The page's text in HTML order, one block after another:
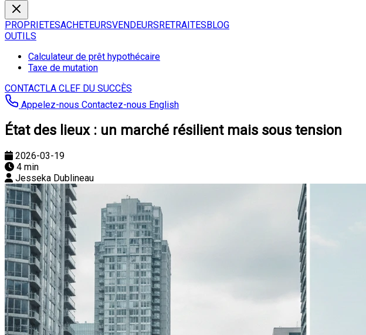
PROPRIETESACHETEURSVENDEURSRETRAITESBLOG
OUTILS
Calculateur de prêt hypothécaire
Taxe de mutation
CONTACTLA CLEF DU SUCCÈS
Appelez-nous Contactez-nous English
État des lieux : un marché résilient mais sous tension
2026-03-19
4 min
Jesseka Dublineau